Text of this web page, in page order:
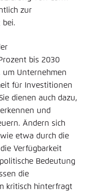
zur
bei.
bis 2030
um Unternehmen
für Investitionen
dienen auch dazu,
und
Ändern sich
etwa durch die
Verfügbarkeit
Bedeutung
die
kritisch hinterfragt